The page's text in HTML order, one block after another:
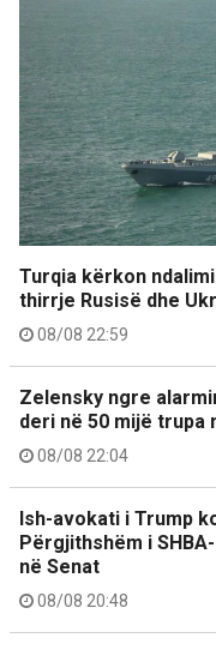
Turqia kërkon
thirrje Rusisë dhe
08/08 22:59
Zelensky ngre
deri në 50 mijë trupa
08/08 22:04
Ish-avokati i Trump
Përgjithshëm i
në Senat
08/08 20:48